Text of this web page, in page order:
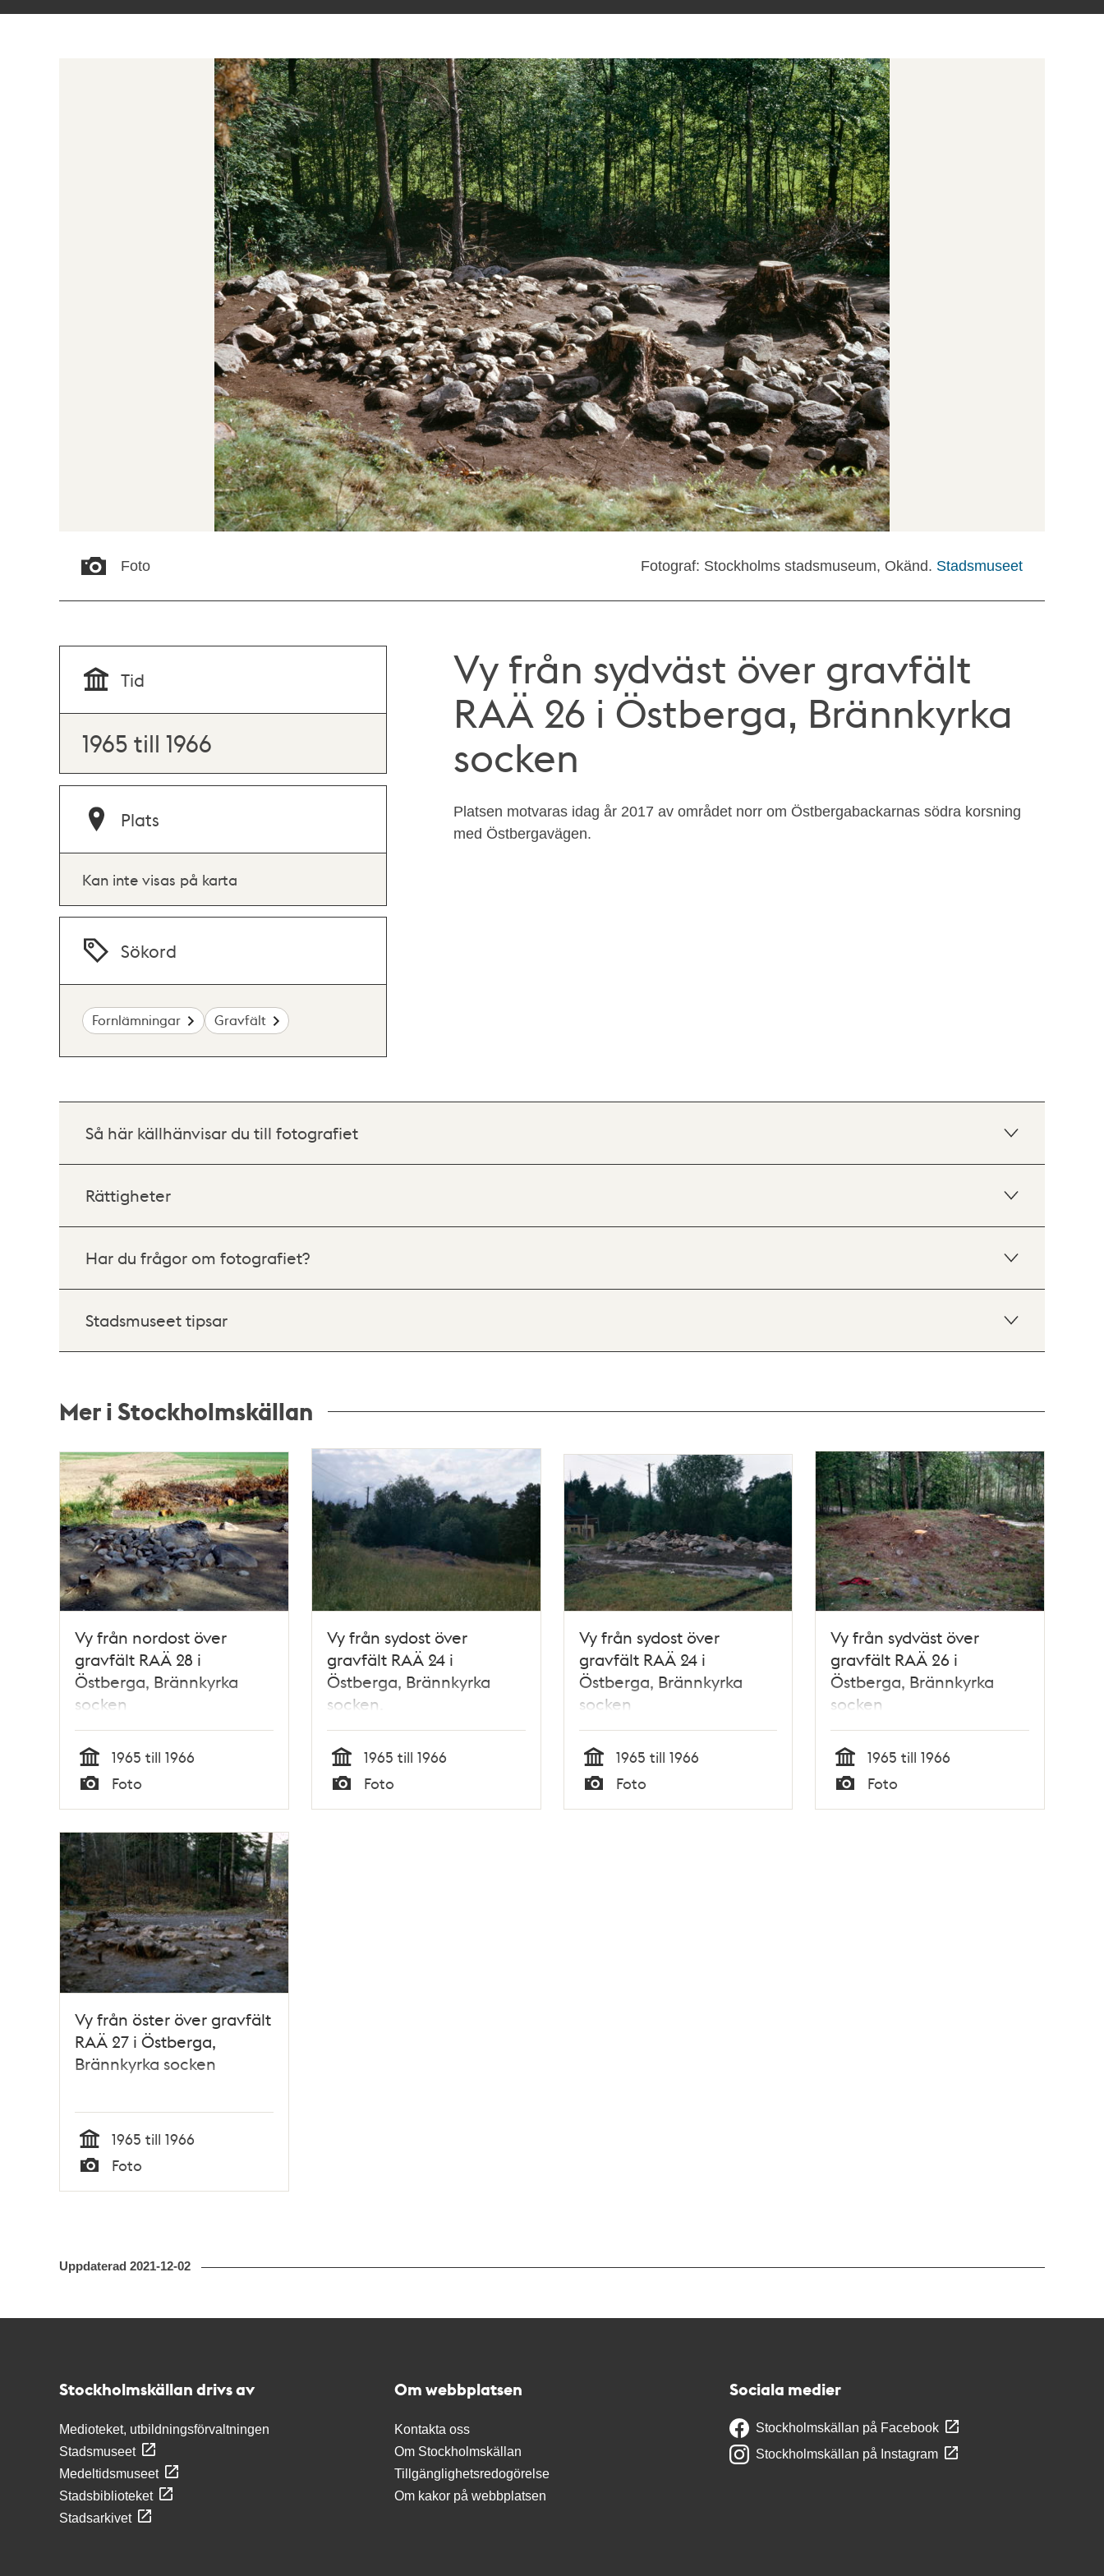
Foto Fotograf: Stockholms stadsmuseum, Okänd. Stadsmuseet
Vy från sydväst över gravfält
RAÄ 26 i Östberga, Brännkyrka
socken
Platsen motvaras idag år 2017 av området norr om Östbergabackarnas södra korsning
med Östbergavägen.
Tid
1965 till 1966
Plats
Kan inte visas på karta
Sökord
Fornlämningar Gravfält
Så här källhänvisar du till fotografiet
Rättigheter
Har du frågor om fotografiet?
Stadsmuseet tipsar
Mer i Stockholmskällan
Relaterade
poster
och
teman
Vy från nordost över
gravfält RAÄ 28 i
Östberga, Brännkyrka
socken
Tid
1965 till 1966
Typ
Foto
Vy från sydost över
gravfält RAÄ 24 i
Östberga, Brännkyrka
socken.
Tid
1965 till 1966
Typ
Foto
Vy från sydost över
gravfält RAÄ 24 i
Östberga, Brännkyrka
socken
Tid
1965 till 1966
Typ
Foto
Vy från sydväst över
gravfält RAÄ 26 i
Östberga, Brännkyrka
socken
Tid
1965 till 1966
Typ
Foto
Vy från öster över gravfält
RAÄ 27 i Östberga,
Brännkyrka socken
Tid
1965 till 1966
Typ
Foto
Uppdaterad 2021-12-02
Stockholmskällan drivs av
Medioteket, utbildningsförvaltningen
Stadsmuseet
Medeltidsmuseet
Stadsbiblioteket
Stadsarkivet
Om webbplatsen
Kontakta oss
Om Stockholmskällan
Tillgänglighetsredogörelse
Om kakor på webbplatsen
Sociala medier
Stockholmskällan på Facebook
Stockholmskällan på Instagram